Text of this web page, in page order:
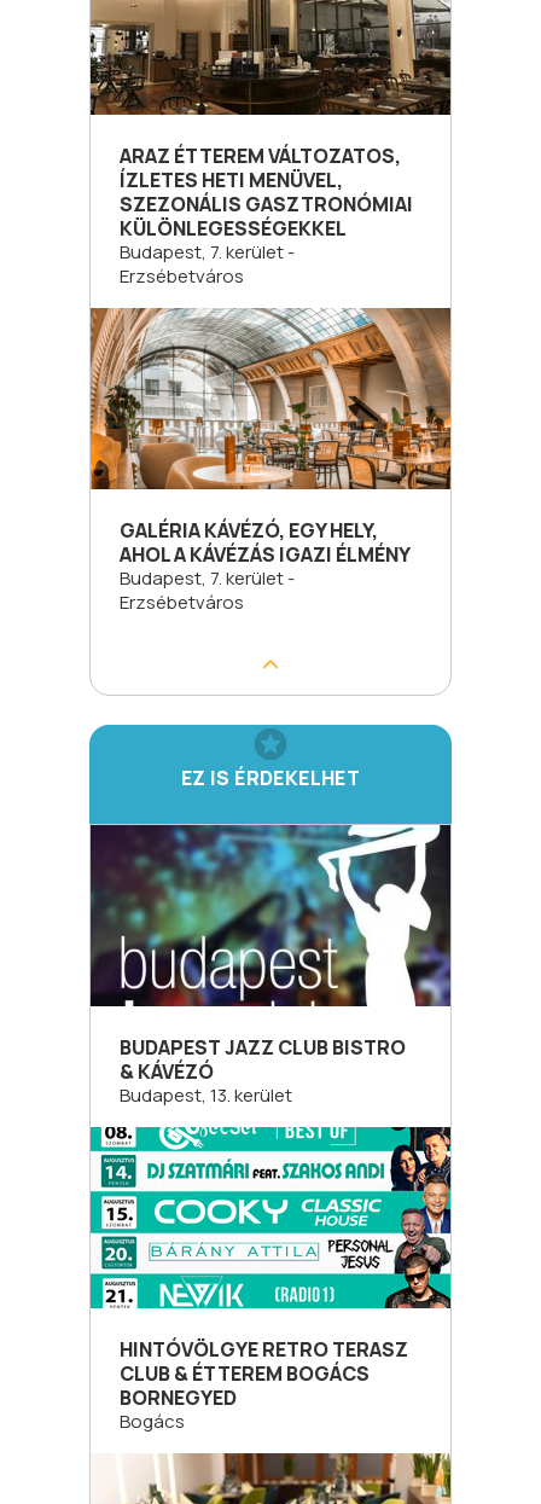
ARAZ ÉTTEREM VÁLTOZATOS,
ÍZLETES HETI MENÜVEL,
SZEZONÁLIS GASZTRONÓMIAI
KÜLÖNLEGESSÉGEKKEL
Budapest, 7. kerület -
Erzsébetváros
GALÉRIA KÁVÉZÓ, EGY HELY,
AHOL A KÁVÉZÁS IGAZI ÉLMÉNY
Budapest, 7. kerület -
Erzsébetváros
EZ IS ÉRDEKELHET
BUDAPEST JAZZ CLUB BISTRO
& KÁVÉZÓ
Budapest, 13. kerület
HINTÓVÖLGYE RETRO TERASZ
CLUB & ÉTTEREM BOGÁCS
BORNEGYED
Bogács